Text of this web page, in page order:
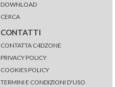
DOWNLOAD
CERCA
CONTATTI
CONTATTA C4DZONE
PRIVACY POLICY
COOKIES POLICY
TERMINI E CONDIZIONI D'USO